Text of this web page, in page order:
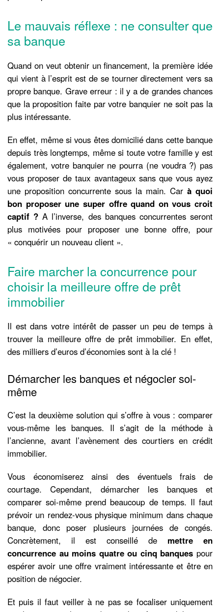
Le mauvais réflexe : ne consulter que
sa banque
Quand on veut obtenir un financement, la première idée
qui vient à l’esprit est de se tourner directement vers sa
propre banque. Grave erreur : il y a de grandes chances
que la proposition faite par votre banquier ne soit pas la
plus intéressante.
En effet, même si vous êtes domicilié dans cette banque
depuis très longtemps, même si toute votre famille y est
également, votre banquier ne pourra (ne voudra ?) pas
vous proposer de taux avantageux sans que vous ayez
une proposition concurrente sous la main. Car à quoi
bon proposer une super offre quand on vous croit
captif ? A l’inverse, des banques concurrentes seront
plus motivées pour proposer une bonne offre, pour
« conquérir un nouveau client ».
Faire marcher la concurrence pour
choisir la meilleure offre de prêt
immobilier
Il est dans votre intérêt de passer un peu de temps à
trouver la meilleure offre de prêt immobilier. En effet,
des milliers d’euros d’économies sont à la clé !
Démarcher les banques et négocier soi-
même
C’est la deuxième solution qui s’offre à vous : comparer
vous-même les banques. Il s’agit de la méthode à
l’ancienne, avant l’avènement des courtiers en crédit
immobilier.
Vous économiserez ainsi des éventuels frais de
courtage. Cependant, démarcher les banques et
comparer soi-même prend beaucoup de temps. Il faut
prévoir un rendez-vous physique minimum dans chaque
banque, donc poser plusieurs journées de congés.
Concrètement, il est conseillé de mettre en
concurrence au moins quatre ou cinq banques pour
espérer avoir une offre vraiment intéressante et être en
position de négocier.
Et puis il faut veiller à ne pas se focaliser uniquement